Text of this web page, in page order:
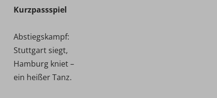
Kurzpassspiel
Abstiegskampf:
Stuttgart siegt,
Hamburg kniet –
ein heißer Tanz.